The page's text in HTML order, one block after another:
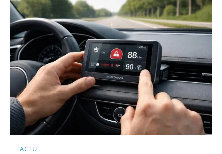
ACTU